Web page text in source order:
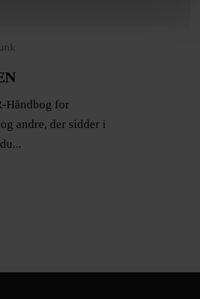
Håndbog for
andre, der sidder i